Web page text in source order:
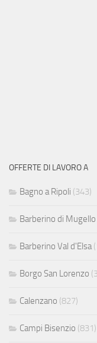
OFFERTE DI LAVORO A
Bagno a Ripoli (343)
Barberino di Mugello
Barberino Val d'Elsa
Borgo San Lorenzo
Calenzano (827)
Campi Bisenzio (831)